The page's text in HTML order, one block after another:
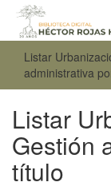
Listar
administrativa
Listar
Gestión
título